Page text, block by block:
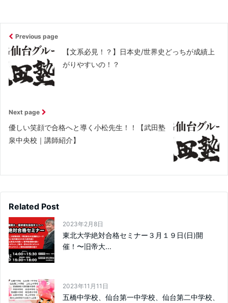
Previous page
【文系必見！？】日本史/世界史どっちが成績上
がりやすいの！？
Next page
優しい笑顔で合格へと導く小松先生！！【武田塾
泉中央校｜講師紹介】
Related Post
2023年2月8日
東北大学絶対合格セミナー３月１９日(日)開
催！〜旧帝大...
2023年11月11日
五橋中学校、仙台第一中学校、仙台第二中学校、